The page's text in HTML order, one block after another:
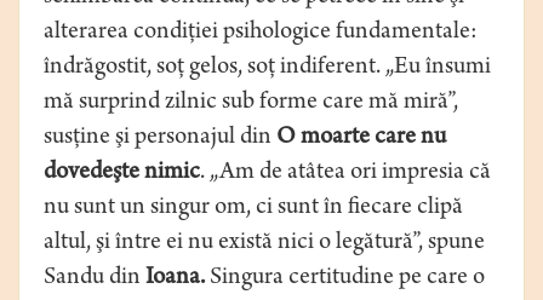
alterarea condiţiei psihologice fundamentale:
îndrăgostit, soţ gelos, soţ indiferent. „Eu însumi
mă surprind zilnic sub forme care mă miră”,
susţine şi personajul din O moarte care nu
dovedeşte nimic. „Am de atâtea ori impresia că
nu sunt un singur om, ci sunt în fiecare clipă
altul, şi între ei nu există nici o legătură”, spune
Sandu din Ioana. Singura certitudine pe care o